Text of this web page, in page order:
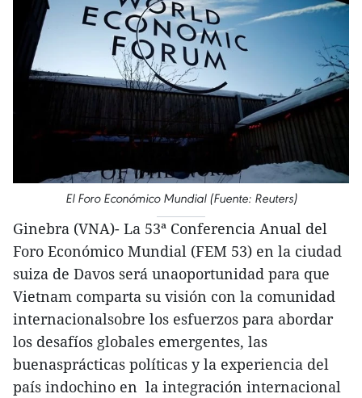
El Foro Económico Mundial (Fuente: Reuters)
Ginebra (VNA)- La 53ª Conferencia Anual del
Foro Económico Mundial (FEM 53) en la ciudad
suiza de Davos será unaoportunidad para que
Vietnam comparta su visión con la comunidad
internacionalsobre los esfuerzos para abordar
los desafíos globales emergentes, las
buenasprácticas políticas y la experiencia del
país indochino en la integración internacional